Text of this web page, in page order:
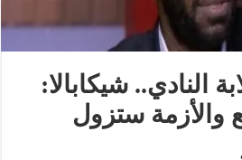
النادي.. شيكابالا:
والأزمة ستزول